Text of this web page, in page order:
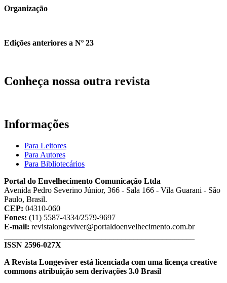
Organização
Edições anteriores a Nº 23
Conheça nossa outra revista
Informações
Para Leitores
Para Autores
Para Bibliotecários
Portal do Envelhecimento Comunicação Ltda
Avenida Pedro Severino Júnior, 366 - Sala 166 - Vila Guarani - São
Paulo, Brasil.
CEP: 04310-060
Fones: (11) 5587-4334/2579-9697
E-mail: revistalongeviver@portaldoenvelhecimento.com.br
ISSN 2596-027X
A Revista Longeviver está licenciada com uma licença creative
commons atribuição sem derivações 3.0 Brasil